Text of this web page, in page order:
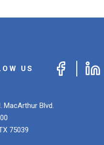
US
MacArthur Blvd.
75039